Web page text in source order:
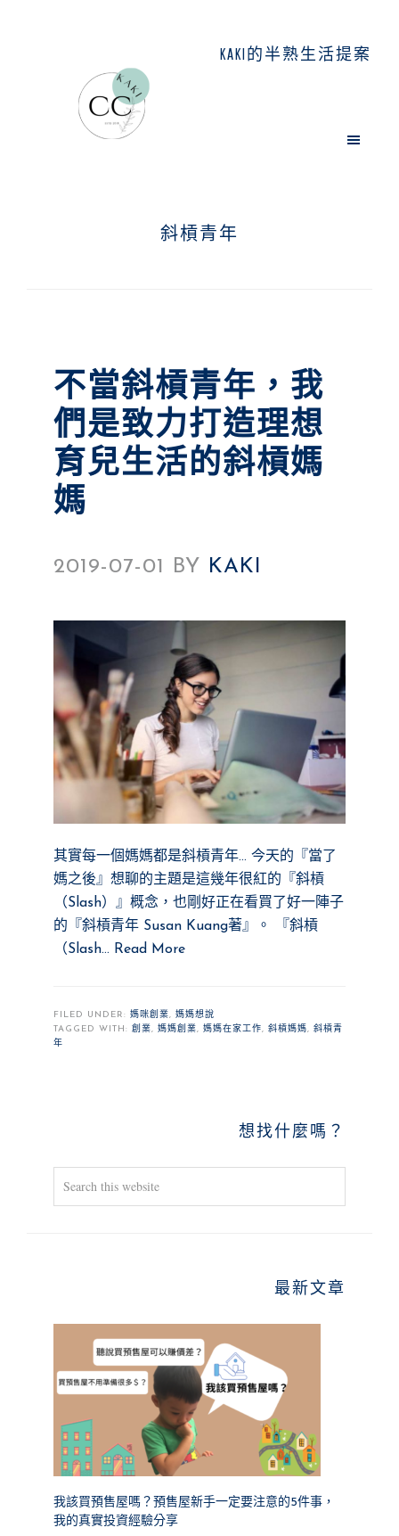
KAKI的半熟生活提案
斜槓青年
不當斜槓青年，我
們是致力打造理想
育兒生活的斜槓媽
媽
2019-07-01 BY KAKI
其實每一個媽媽都是斜槓青年… 今天的『當了
媽之後』想聊的主題是這幾年很紅的『斜槓
（Slash）』概念，也剛好正在看買了好一陣子
的『斜槓青年 Susan Kuang著』。 『斜槓
（Slash… Read More
FILED UNDER: 媽咪創業, 媽媽想說
TAGGED WITH: 創業, 媽媽創業, 媽媽在家工作, 斜槓媽媽, 斜槓青
年
想找什麼嗎？
this
最新文章
我該買預售屋嗎？預售屋新手一定要注意的5件事，
我的真實投資經驗分享